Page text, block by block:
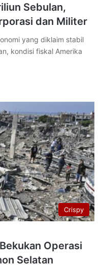
Sebulan,
dan Militer
yang diklaim stabil
kondisi fiskal Amerika
Crispy
Operasi
Selatan